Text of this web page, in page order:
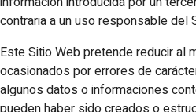
contraria a un uso responsable del
Este Sitio Web pretende reducir al
ocasionados por errores de
algunos datos o informaciones